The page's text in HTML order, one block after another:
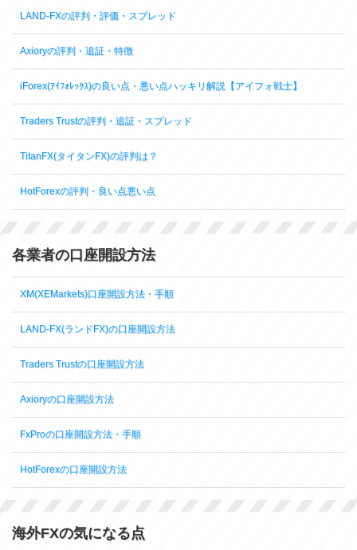
LAND-FXの評判・評価・スプレッド
Axioryの評判・追証・特徴
iForex(ｱｲﾌｫﾚｯｸｽ)の良い点・悪い点ハッキリ解説【アイフォ戦士】
Traders Trustの評判・追証・スプレッド
TitanFX(タイタンFX)の評判は？
HotForexの評判・良い点悪い点
各業者の口座開設方法
XM(XEMarkets)口座開設方法・手順
LAND-FX(ランドFX)の口座開設方法
Traders Trustの口座開設方法
Axioryの口座開設方法
FxProの口座開設方法・手順
HotForexの口座開設方法
海外FXの気になる点